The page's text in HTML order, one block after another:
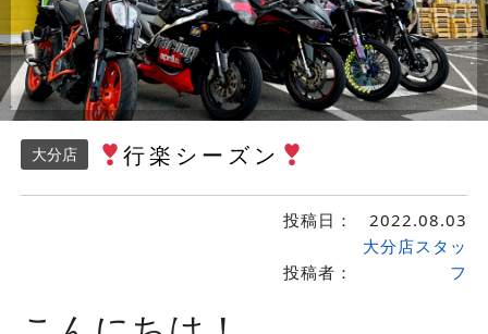
大分店 行楽シーズン
投稿日： 2022.08.03
投稿者：
大分店スタッ
フ